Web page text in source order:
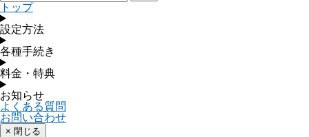
トップ
設定方法
各種手続き
料金・特典
お知らせ
よくある質問
お問い合わせ
× 閉じる